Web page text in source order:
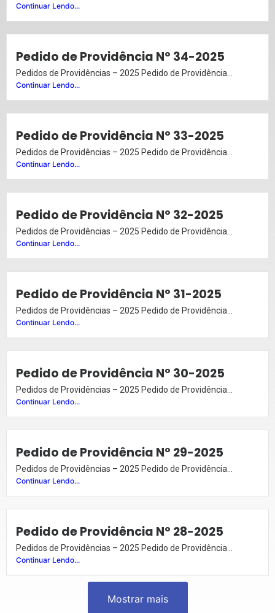
Continuar Lendo...
Pedido de Providência Nº 34-2025
Pedidos de Providências – 2025 Pedido de Providência...
Continuar Lendo...
Pedido de Providência Nº 33-2025
Pedidos de Providências – 2025 Pedido de Providência...
Continuar Lendo...
Pedido de Providência Nº 32-2025
Pedidos de Providências – 2025 Pedido de Providência...
Continuar Lendo...
Pedido de Providência Nº 31-2025
Pedidos de Providências – 2025 Pedido de Providência...
Continuar Lendo...
Pedido de Providência Nº 30-2025
Pedidos de Providências – 2025 Pedido de Providência...
Continuar Lendo...
Pedido de Providência Nº 29-2025
Pedidos de Providências – 2025 Pedido de Providência...
Continuar Lendo...
Pedido de Providência Nº 28-2025
Pedidos de Providências – 2025 Pedido de Providência...
Continuar Lendo...
Mostrar mais